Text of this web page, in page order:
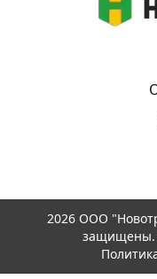
2026 ООО
защищены.